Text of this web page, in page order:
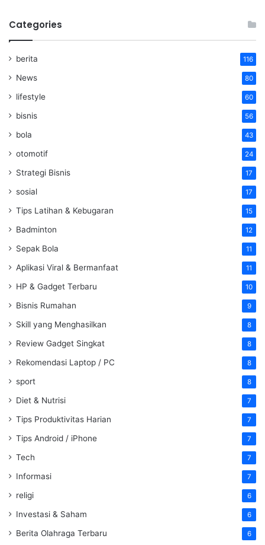
Categories
berita 116
News 80
lifestyle 60
bisnis 56
bola 43
otomotif 24
Strategi Bisnis 17
sosial 17
Tips Latihan & Kebugaran 15
Badminton 12
Sepak Bola 11
Aplikasi Viral & Bermanfaat 11
HP & Gadget Terbaru 10
Bisnis Rumahan 9
Skill yang Menghasilkan 8
Review Gadget Singkat 8
Rekomendasi Laptop / PC 8
sport 8
Diet & Nutrisi 7
Tips Produktivitas Harian 7
Tips Android / iPhone 7
Tech 7
Informasi 7
religi 6
Investasi & Saham 6
Berita Olahraga Terbaru 6